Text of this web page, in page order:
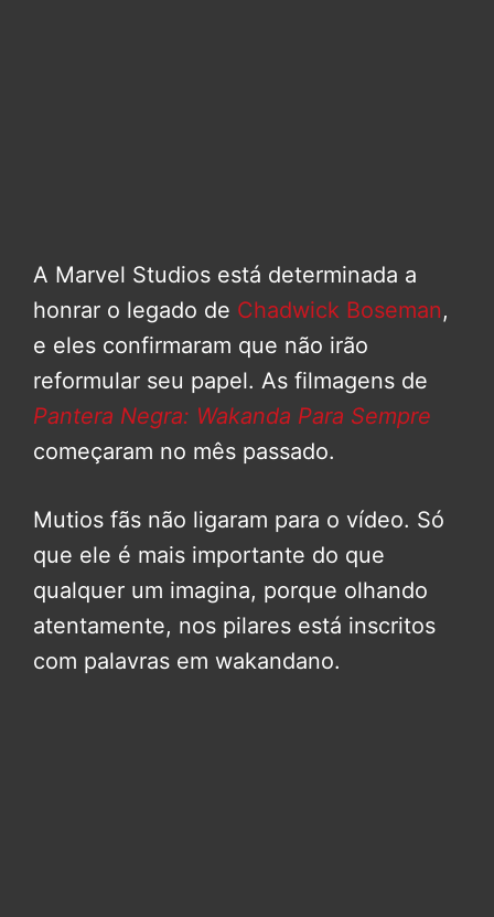
A Marvel Studios está determinada a
honrar o legado de Chadwick Boseman,
e eles confirmaram que não irão
reformular seu papel. As filmagens de
Pantera Negra: Wakanda Para Sempre
começaram no mês passado.
Mutios fãs não ligaram para o vídeo. Só
que ele é mais importante do que
qualquer um imagina, porque olhando
atentamente, nos pilares está inscritos
com palavras em wakandano.